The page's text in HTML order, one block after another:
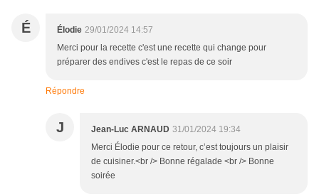
É Élodie 29/01/2024 14:57
Merci pour la recette c'est une recette qui change pour
préparer des endives c'est le repas de ce soir
Répondre
J Jean-Luc ARNAUD 31/01/2024 19:34
Merci Élodie pour ce retour, c’est toujours un plaisir
de cuisiner.<br /> Bonne régalade <br /> Bonne
soirée